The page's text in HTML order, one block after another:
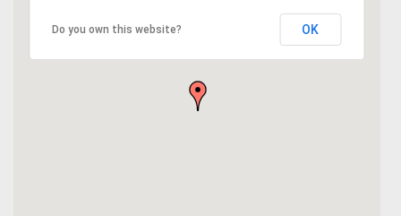
Do you own this website? OK